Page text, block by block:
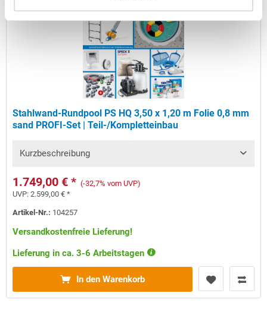
Stahlwand-Rundpool PS HQ 3,50 x 1,20 m Folie 0,8 mm
sand PROFI-Set | Teil-/Kompletteinbau
Kurzbeschreibung
1.749,00 € * (-32,7% vom UVP)
UVP:2.599,00 € *
Artikel-Nr.: 104257
Versandkostenfreie Lieferung!
Lieferung in ca. 3-6 Arbeitstagen
In den Warenkorb